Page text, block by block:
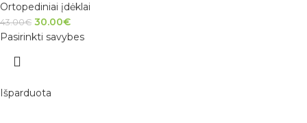
Ortopediniai įdėklai
43.00€ 30.00€
Pasirinkti savybes
Išparduota